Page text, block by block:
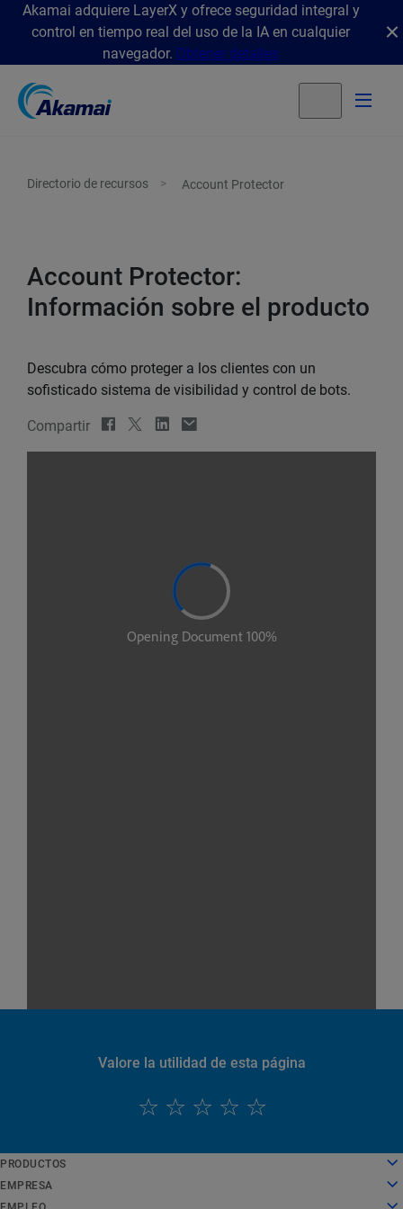
Akamai adquiere LayerX y ofrece seguridad integral y
control en tiempo real del uso de la IA en cualquier
navegador. Obtener detalles
Directorio de recursos Account Protector
Account Protector:
Información sobre el producto
Descubra cómo proteger a los clientes con un
sofisticado sistema de visibilidad y control de bots.
Compartir
Valore la utilidad de esta página
PRODUCTOS
Cloud computing
Seguridad
EMPRESA
Sobre nosotros
English
Deutsch